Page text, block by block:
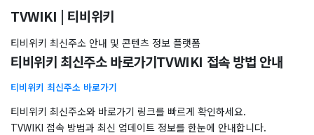
TVWIKI | 티비위키
티비위키 최신주소 안내 및 콘텐츠 정보 플랫폼
티비위키 최신주소 바로가기TVWIKI 접속 방법 안내
티비위키 최신주소 바로가기
티비위키 최신주소와 바로가기 링크를 빠르게 확인하세요.
TVWIKI 접속 방법과 최신 업데이트 정보를 한눈에 안내합니다.